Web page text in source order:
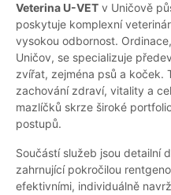
Veterina U-VET v Uničově
poskytuje komplexní
vysokou odbornost.
Uničov, se specializuje
zvířat, zejména psů a koček.
zachování zdraví, vitality a
mazlíčků skrze široké
postupů.
Součástí služeb jsou detailní
zahrnující pokročilou
efektivními, individuálně